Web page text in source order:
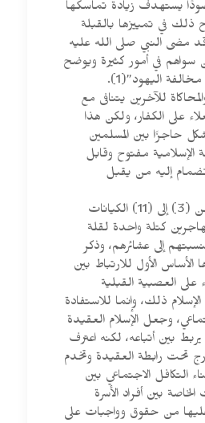
يستهدف زيادة تماسكها
ذلك في تمييزها بالقبلة
وقد مضى النبي صلى الله عليه
سواهم في أمور كثيرة ويوضح
اليهود”(1).
للآخرين يتنافى مع
على الكفار، ولكن هذا
حاجزًا بين المسلمين
الإسلامية مفتوح وقابل
إليه من يقبل
“وقد ذكرت البنود من (3) إلى (11) الكيانات
كتلة واحدة لقلة
إلى عشائرهم، وذكر
الأساس الأول للارتباط بين
على العصبية القبلية
ذلك، وإنما للاستفادة
وجعل الإسلام العقيدة
بين أتباعه، لكنه اعترف
تحت رابطة العقيدة وتخدم
التكافل الاجتماعي بين
الخاصة بين أفراد الأسرة
من حقوق وواجبات على